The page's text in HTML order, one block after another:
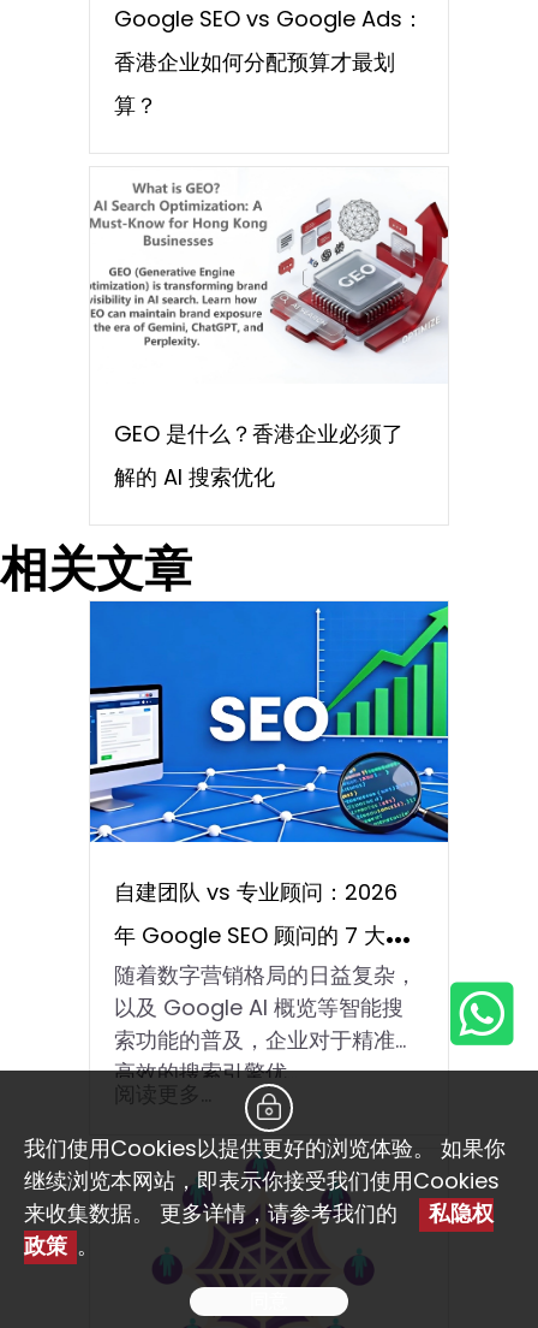
Google SEO vs Google Ads：
香港企业如何分配预算才最划
算？
GEO 是什么？香港企业必须了
解的 AI 搜索优化
相关文章
自建团队 vs 专业顾问：2026
年 Google SEO 顾问的 7 大选
择考量与效益分析
随着数字营销格局的日益复杂，
以及 Google AI 概览等智能搜
索功能的普及，企业对于精准、
高效的搜索引擎优…
阅读更多...
我们使用Cookies以提供更好的浏览体验。 如果你
继续浏览本网站，即表示你接受我们使用Cookies
来收集数据。 更多详情，请参考我们的
私隐权
政策 。